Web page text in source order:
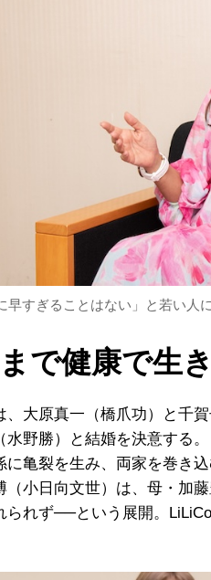
早すぎることはない」と若い人
で健康で生
大原真一（橋爪功）と千
水野勝）と結婚を決意する
に亀裂を生み、両家を巻き
（小日向文世）は、母・加
られず──という展開。